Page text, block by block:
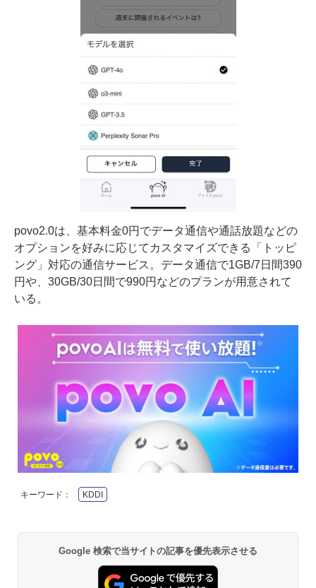
povo2.0は、基本料金0円でデータ通信や通話放題などの
オプションを好みに応じてカスタマイズできる「トッピ
ング」対応の通信サービス。データ通信で1GB/7日間390
円や、30GB/30日間で990円などのプランが用意されて
いる。
キーワード： KDDI
Google 検索で当サイトの記事を優先表示させる